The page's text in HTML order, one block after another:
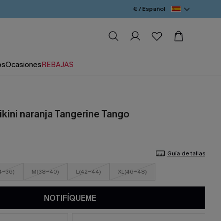
€ / Español
OcasionesREBAJAS
naranja Tangerine Tango
Guía de tallas
36) M(38-40) L(42-44) XL(46-48)
NOTIFÍQUEME